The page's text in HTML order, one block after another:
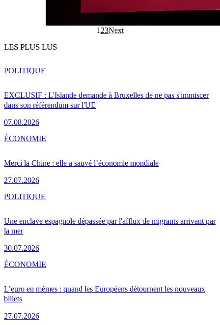
1 23Next
LES PLUS LUS
EXCLUSIF : L'Islande demande à Bruxelles de ne pas s'immiscer
dans son référendum sur l'UE
07.08.2026
POLITIQUE
Merci la Chine : elle a sauvé l’économie mondiale
27.07.2026
ÉCONOMIE
Une enclave espagnole dépassée par l'afflux de migrants arrivant par
la mer
30.07.2026
POLITIQUE
L’euro en mèmes : quand les Européens détournent les nouveaux
billets
27.07.2026
ÉCONOMIE